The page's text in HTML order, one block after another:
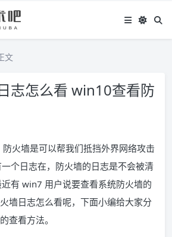
文
志怎么看 win10查看防
火墙是可以帮我们抵挡外界网络攻击
个日志在，防火墙的日志是不会被清
有 win7 用户说要查看系统防火墙的
墙日志怎么看呢，下面小编给大家分
查看方法。